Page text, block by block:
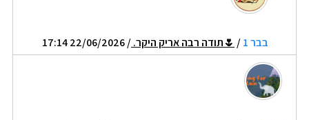
בבר 1 / 🌷תודה רבה אריק היקר./ 22/06/2026 17:14